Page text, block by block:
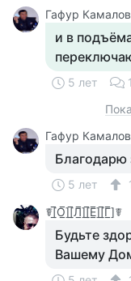
Гафур
и в
5 лет
Гафур
Благодарю
5 лет
☤[̲̅О̲̅][̲̅Л̲̅][̲̅Е̲̅][̲̅Г̲̅]☤
Будьте
Вашему